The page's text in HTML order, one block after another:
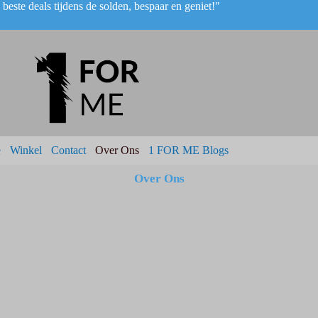
deals tijdens de solden, bespaar en geniet!"
Winkel Contact Over Ons 1 FOR ME Blogs
Over Ons